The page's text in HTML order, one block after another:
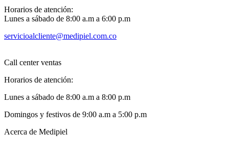
Horarios de atención:
Lunes a sábado de 8:00 a.m a 6:00 p.m
servicioalcliente@medipiel.com.co
Call center ventas
Horarios de atención:
Lunes a sábado de 8:00 a.m a 8:00 p.m
Domingos y festivos de 9:00 a.m a 5:00 p.m
Acerca de Medipiel